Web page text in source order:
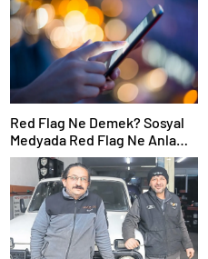
Red Flag Ne Demek? Sosyal
Medyada Red Flag Ne Anlama
Gelir?